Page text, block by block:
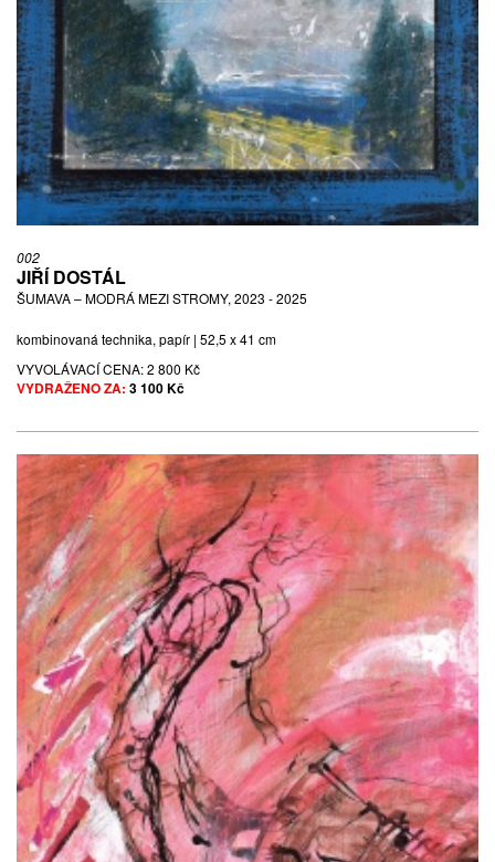
002
JIŘÍ DOSTÁL
ŠUMAVA – MODRÁ MEZI STROMY, 2023 - 2025
kombinovaná technika, papír | 52,5 x 41 cm
VYVOLÁVACÍ CENA:2 800 Kč
VYDRAŽENO ZA: 3 100 Kč